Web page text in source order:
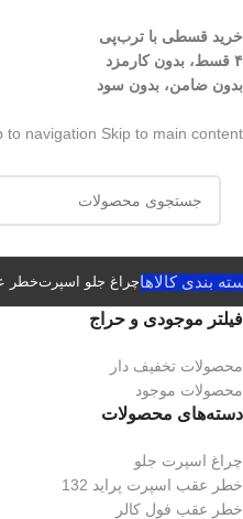
خرید قسطی با ترب‌پی
۴ قسط، بدون کارمزد
بدون ضامن، بدون سود
to navigation Skip to main content
بندی کالاهاچراغ جلو اسپرتخطر
فیلتر موجودی و حراج
محصولات تخفیف دار
محصولات موجود
دسته‌های محصولات
چراغ اسپرت جلو
خطر عقب اسپرت پراید 132
خطر عقب فول کالر